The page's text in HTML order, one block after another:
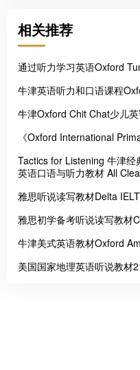
相关推荐
通过听力学习英语Oxford
牛津英语听力和口语课程
牛津Oxford Chit Chat少儿
《Oxford International
Tactics for Listening 牛津经
英语口语与听力教材 All
雅思听说读写教材Delta
雅思初学备考听说读写教材
牛津美式英语教材Oxford
美国国家地理英语听说教材